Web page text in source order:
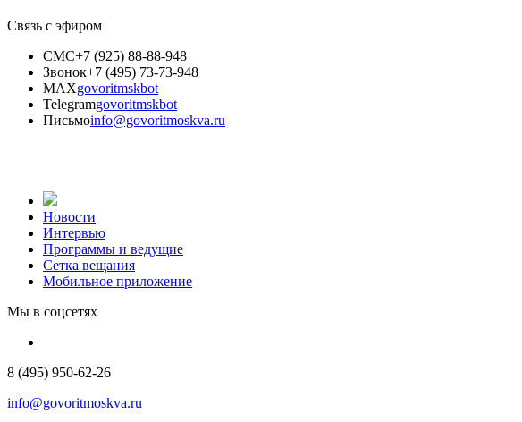
Связь с эфиром
СМС+7 (925) 88-88-948
Звонок+7 (495) 73-73-948
MAXgovoritmskbot
Telegramgovoritmskbot
Письмоinfo@govoritmoskva.ru
Новости
Интервью
Программы и ведущие
Сетка вещания
Мобильное приложение
Мы в соцсетях
8 (495) 950-62-26
info@govoritmoskva.ru